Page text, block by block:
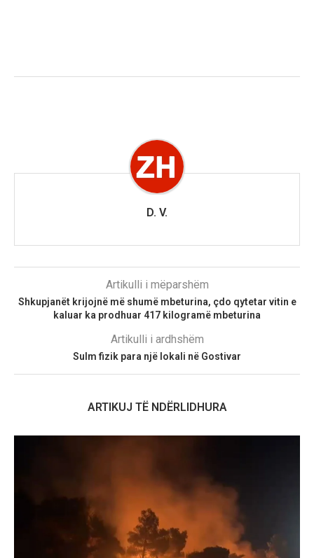
D. V.
Artikulli i mëparshëm
Shkupjanët krijojnë më shumë mbeturina, çdo qytetar vitin e
kaluar ka prodhuar 417 kilogramë mbeturina
Artikulli i ardhshëm
Sulm fizik para një lokali në Gostivar
ARTIKUJ TË NDËRLIDHURA